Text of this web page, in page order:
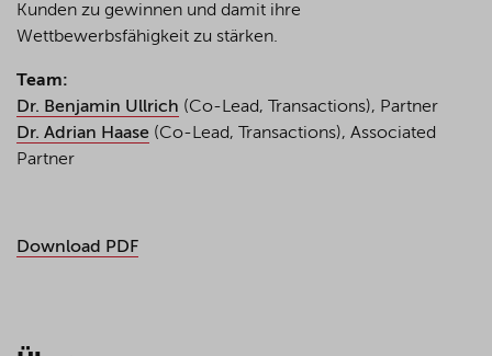
Kunden zu gewinnen und damit ihre
Wettbewerbsfähigkeit zu stärken.
Team:
Dr. Benjamin Ullrich (Co-Lead, Transactions), Partner
Dr. Adrian Haase (Co-Lead, Transactions), Associated
Partner
Download PDF